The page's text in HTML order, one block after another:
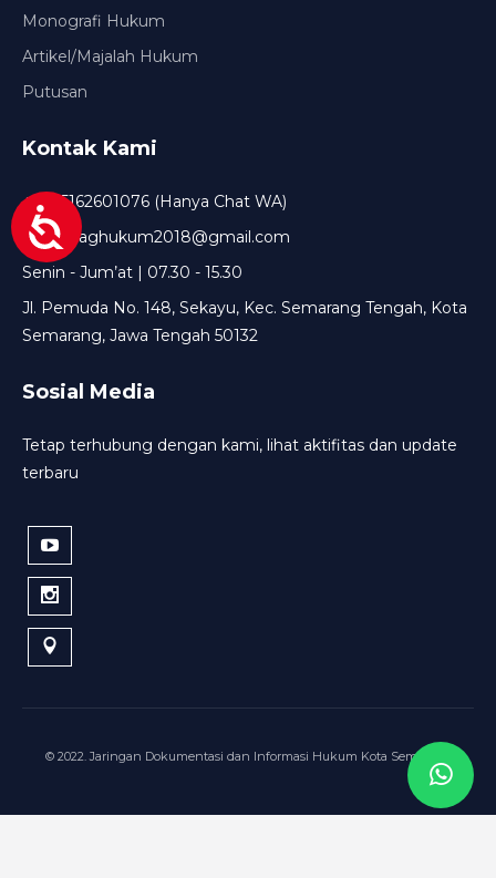
Monografi Hukum
Artikel/Majalah Hukum
Putusan
Kontak Kami
+6285162601076 (Hanya Chat WA)
setda.baghukum2018@gmail.com
Senin - Jum’at | 07.30 - 15.30
Jl. Pemuda No. 148, Sekayu, Kec. Semarang Tengah, Kota
Semarang, Jawa Tengah 50132
Sosial Media
Tetap terhubung dengan kami, lihat aktifitas dan update
terbaru
© 2022. Jaringan Dokumentasi dan Informasi Hukum Kota Semarang